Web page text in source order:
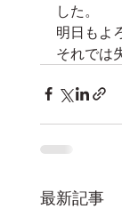
した。
明日もよ
それでは
最新記事